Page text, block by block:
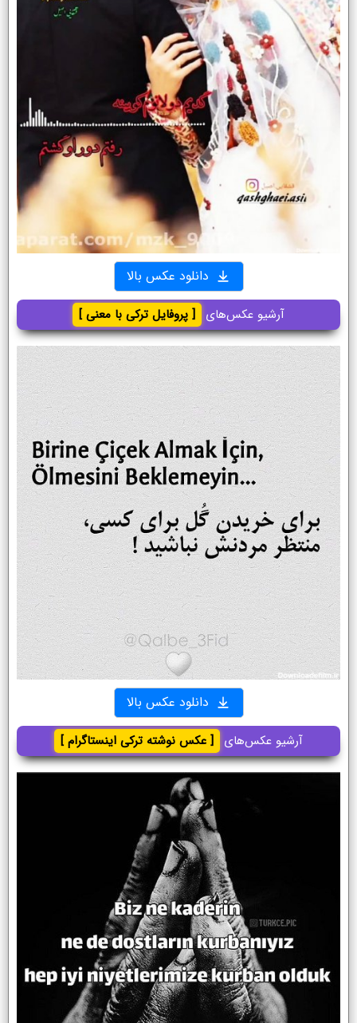
دانلود عکس بالا
آرشیو عکس‌های [ پروفایل ترکی با معنی ]
دانلود عکس بالا
آرشیو عکس‌های [ عکس نوشته ترکی اینستاگرام ]